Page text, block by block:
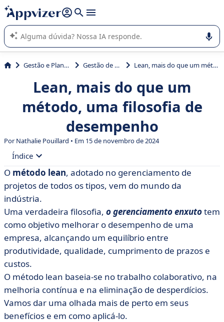
de nossa IA (várias linhas com
A IA do Appvizer o orienta no uso ou na seleção de software
SaaS para sua empresa.
Gestão e Planejamento Gestão de projetos Lean, mais do que um método, uma filosofia de desempenho
Lean, mais do que um
método, uma filosofia de
desempenho
Por Nathalie Pouillard • Em 15 de novembro de 2024
Índice
• O que é a abordagem Lean?
• Quais são as ferramentas da gestão lean?
• Como a abordagem Lean pode ser aplicada?
• Por que adotar o método Lean?
• Lean ou Agile?
O método lean, adotado no gerenciamento de
projetos de todos os tipos, vem do mundo da
indústria.
Uma verdadeira filosofia, o gerenciamento enxutotem
como objetivo melhorar o desempenho de uma
empresa, alcançando um equilíbrio entre
produtividade, qualidade, cumprimento de prazos e
custos.
O método lean baseia-se no trabalho colaborativo, na
melhoria contínua e na eliminação de desperdícios.
Vamos dar uma olhada mais de perto em seus
benefícios e em como aplicá-lo.